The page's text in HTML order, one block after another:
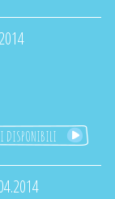
DISPONIBILI